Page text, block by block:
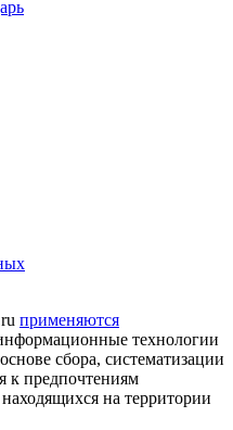
применяются
технологии
сбора, систематизации
к предпочтениям
на территории